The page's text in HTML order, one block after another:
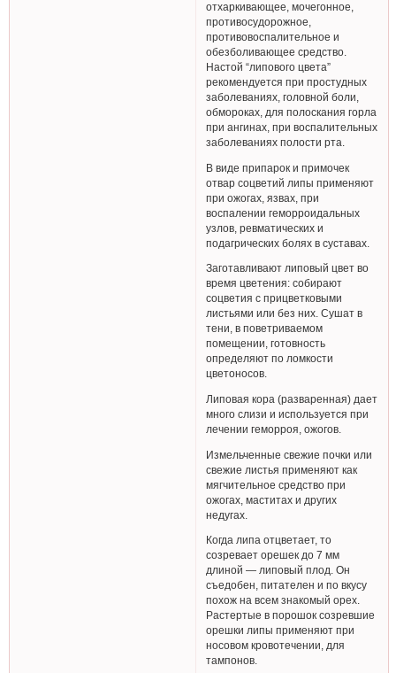
отхаркивающее, мочегонное,
противосудорожное,
противовоспалительное и
обезболивающее средство.
Настой “липового цвета”
рекомендуется при простудных
заболеваниях, головной боли,
обмороках, для полоскания горла
при ангинах, при воспалительных
заболеваниях полости рта.
В виде припарок и примочек
отвар соцветий липы применяют
при ожогах, язвах, при
воспалении геморроидальных
узлов, ревматических и
подагрических болях в суставах.
Заготавливают липовый цвет во
время цветения: собирают
соцветия с прицветковыми
листьями или без них. Сушат в
тени, в поветриваемом
помещении, готовность
определяют по ломкости
цветоносов.
Липовая кора (разваренная) дает
много слизи и используется при
лечении геморроя, ожогов.
Измельченные свежие почки или
свежие листья применяют как
мягчительное средство при
ожогах, маститах и других
недугах.
Когда липа отцветает, то
созревает орешек до 7 мм
длиной — липовый плод. Он
съедобен, питателен и по вкусу
похож на всем знакомый орех.
Растертые в порошок созревшие
орешки липы применяют при
носовом кровотечении, для
тампонов.